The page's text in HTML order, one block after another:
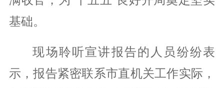
基础。
现场聆听宣讲报告的人员纷纷表
示，报告紧密联系市直机关工作实际，